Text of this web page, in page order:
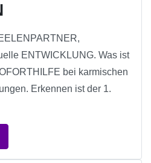
ENTWICKLUNG. Was ist
bei karmischen
Erkennen ist der 1.